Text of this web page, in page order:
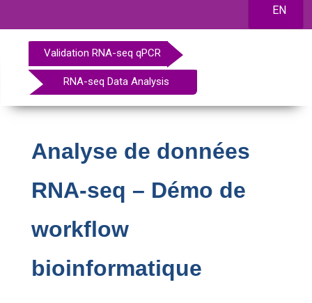
EN
Validation RNA-seq qPCR
RNA-seq Data Analysis
Analyse de données
RNA-seq – Démo de
workflow
bioinformatique